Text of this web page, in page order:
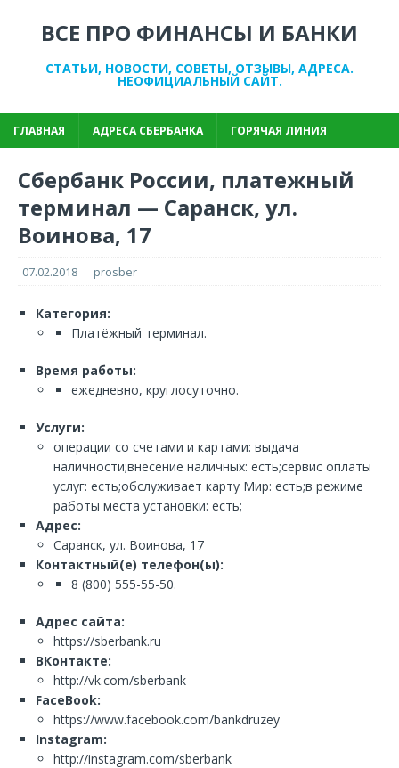
ВСЕ ПРО ФИНАНСЫ И БАНКИ
СТАТЬИ, НОВОСТИ, СОВЕТЫ, ОТЗЫВЫ, АДРЕСА.
НЕОФИЦИАЛЬНЫЙ САЙТ.
ГЛАВНАЯ АДРЕСА СБЕРБАНКА ГОРЯЧАЯ ЛИНИЯ
Сбербанк России, платежный
терминал — Саранск, ул.
Воинова, 17
07.02.2018 prosber
Категория:
Платёжный терминал.
Время работы:
ежедневно, круглосуточно.
Услуги:
операции со счетами и картами: выдача
наличности;внесение наличных: есть;сервис оплаты
услуг: есть;обслуживает карту Мир: есть;в режиме
работы места установки: есть;
Адрес:
Саранск, ул. Воинова, 17
Контактный(е) телефон(ы):
8 (800) 555-55-50.
Адрес сайта:
https://sberbank.ru
ВКонтакте:
http://vk.com/sberbank
FaceBook:
https://www.facebook.com/bankdruzey
Instagram:
http://instagram.com/sberbank